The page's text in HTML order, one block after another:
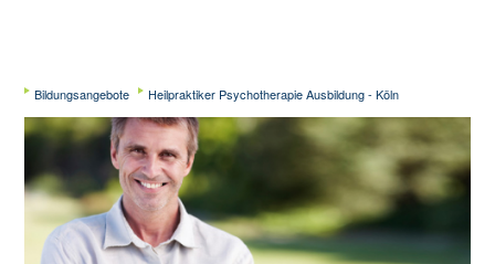
Bildungsangebote Heilpraktiker Psychotherapie Ausbildung - Köln